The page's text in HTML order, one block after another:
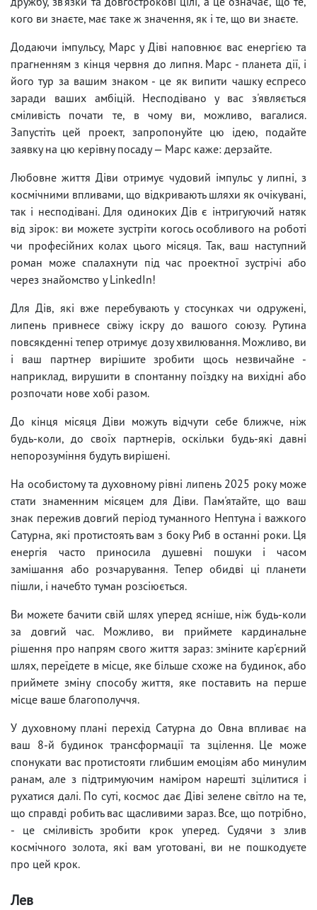
кого ви знаєте, має таке ж значення, як і те, що ви знаєте.
Додаючи імпульсу, Марс у Діві наповнює вас енергією та
прагненням з кінця червня до липня. Марс - планета дії, і
його тур за вашим знаком - це як випити чашку еспресо
заради ваших амбіцій. Несподівано у вас з'являється
сміливість почати те, в чому ви, можливо, вагалися.
Запустіть цей проект, запропонуйте цю ідею, подайте
заявку на цю керівну посаду — Марс каже: дерзайте.
Любовне життя Діви отримує чудовий імпульс у липні, з
космічними впливами, що відкривають шляхи як очікувані,
так і несподівані. Для одиноких Дів є інтригуючий натяк
від зірок: ви можете зустріти когось особливого на роботі
чи професійних колах цього місяця. Так, ваш наступний
роман може спалахнути під час проектної зустрічі або
через знайомство у LinkedIn!
Для Дів, які вже перебувають у стосунках чи одружені,
липень привнесе свіжу іскру до вашого союзу. Рутина
повсякденні тепер отримує дозу хвилювання. Можливо, ви
і ваш партнер вирішите зробити щось незвичайне -
наприклад, вирушити в спонтанну поїздку на вихідні або
розпочати нове хобі разом.
До кінця місяця Діви можуть відчути себе ближче, ніж
будь-коли, до своїх партнерів, оскільки будь-які давні
непорозуміння будуть вирішені.
На особистому та духовному рівні липень 2025 року може
стати знаменним місяцем для Діви. Пам'ятайте, що ваш
знак пережив довгий період туманного Нептуна і важкого
Сатурна, які протистоять вам з боку Риб в останні роки. Ця
енергія часто приносила душевні пошуки і часом
замішання або розчарування. Тепер обидві ці планети
пішли, і начебто туман розсіюється.
Ви можете бачити свій шлях уперед ясніше, ніж будь-коли
за довгий час. Можливо, ви приймете кардинальне
рішення про напрям свого життя зараз: зміните кар'єрний
шлях, переїдете в місце, яке більше схоже на будинок, або
приймете зміну способу життя, яке поставить на перше
місце ваше благополуччя.
У духовному плані перехід Сатурна до Овна впливає на
ваш 8-й будинок трансформації та зцілення. Це може
спонукати вас протистояти глибшим емоціям або минулим
ранам, але з підтримуючим наміром нарешті зцілитися і
рухатися далі. По суті, космос дає Діві зелене світло на те,
що справді робить вас щасливими зараз. Все, що потрібно,
- це сміливість зробити крок уперед. Судячи з злив
космічного золота, які вам уготовані, ви не пошкодуєте
про цей крок.
Лев